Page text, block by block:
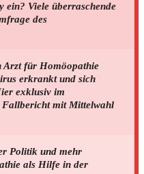
ein? Viele überraschende
des
Arzt für Homöopathie
erkrankt und sich
exklusiv im
Fallbericht mit Mittelwahl
Politik und mehr
als Hilfe in der